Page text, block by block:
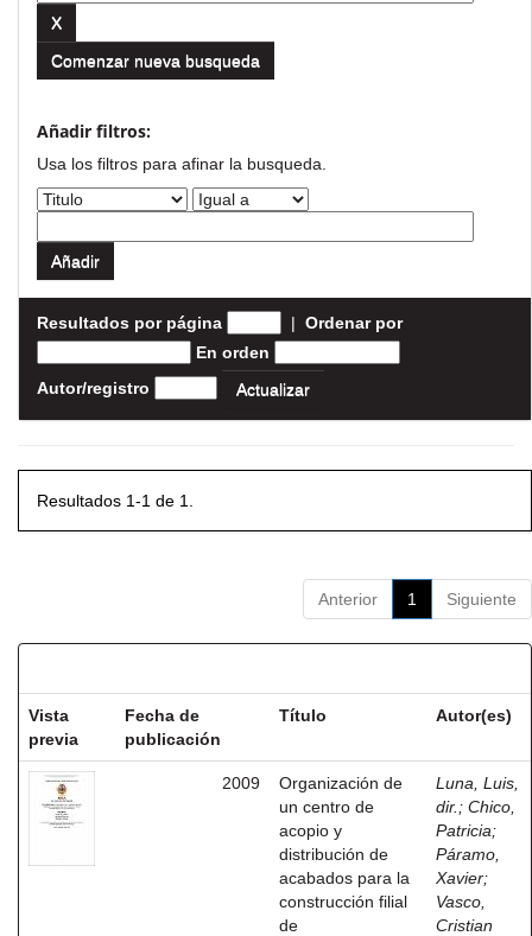
Comenzar nueva busqueda
Añadir filtros:
Usa los filtros para afinar la busqueda.
Resultados por página | Ordenar por
En orden
Autor/registro
Resultados 1-1 de 1.
Anterior 1 Siguiente
Vista
previa
Fecha de
publicación
Título Autor(es)
2009
Organización de
un centro de
acopio y
distribución de
acabados para la
construcción filial
de
Luna, Luis,
dir. ; Chico,
Patricia;
Páramo,
Xavier;
Vasco,
Cristian